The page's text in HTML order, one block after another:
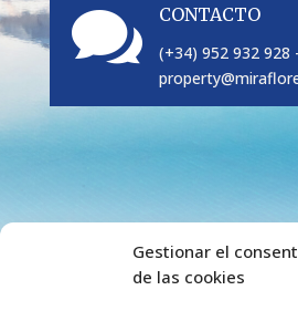
Gestionar el
de las cookies
 CONTACTO
(+34) 952 932 928